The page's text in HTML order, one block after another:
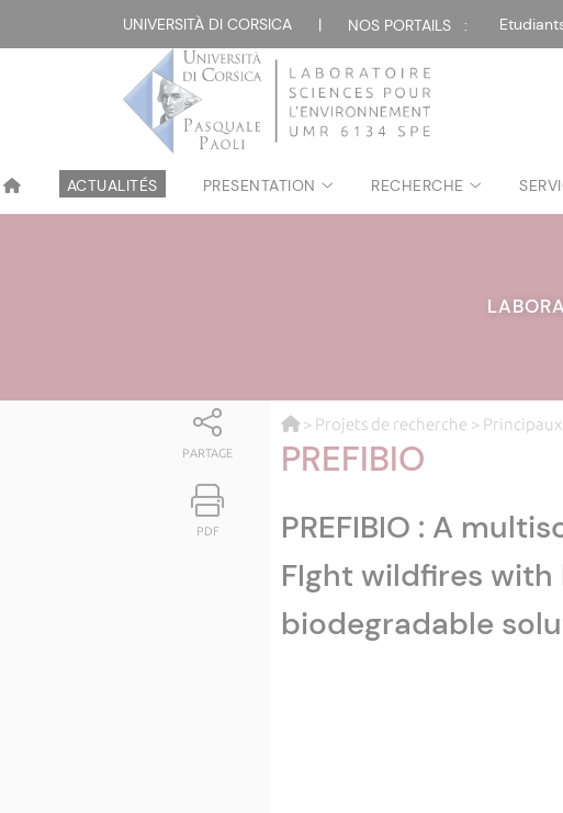
UNIVERSITÀ DI CORSICA | NOS PORTAILS :
ACTUALITÉS PRESENTATION RECHERCHE
PARTAGE
PDF
> Projets de recherche >
PREFIBIO
PREFIBIO : A
FIght wildfires
biodegradable